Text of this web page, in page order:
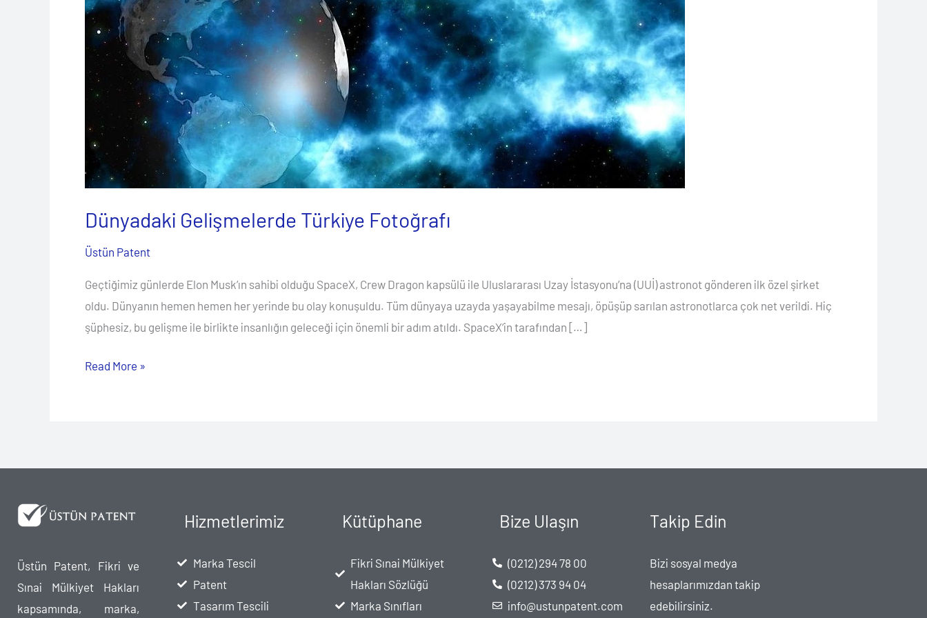
Dünyadaki Gelişmelerde Türkiye Fotoğrafı
Üstün Patent
Geçtiğimiz günlerde Elon Musk’ın sahibi olduğu SpaceX, Crew Dragon kapsülü ile Uluslararası Uzay İstasyonu’na (UUİ) astronot gönderen ilk özel şirket
oldu. Dünyanın hemen hemen her yerinde bu olay konuşuldu. Tüm dünyaya uzayda yaşayabilme mesajı, öpüşüp sarılan astronotlarca çok net verildi. Hiç
şüphesiz, bu gelişme ile birlikte insanlığın geleceği için önemli bir adım atıldı. SpaceX’in tarafından […]
Türkiye
Fotoğrafı
Read More »
Üstün Patent, Fikri ve
Sınai Mülkiyet Hakları
kapsamında, marka,
Hizmetlerimiz
Marka Tescil
Patent
Tasarım Tescili
Kütüphane
Fikri Sınai Mülkiyet
Hakları Sözlüğü
Marka Sınıfları
Bize Ulaşın
(0212) 294 78 00
(0212) 373 94 04
info@ustunpatent.com
Takip Edin
Bizi sosyal medya
hesaplarımızdan takip
edebilirsiniz.